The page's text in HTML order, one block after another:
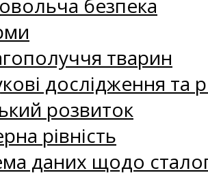
безпека
тварин
дослідження та
розвиток
рівність
даних щодо